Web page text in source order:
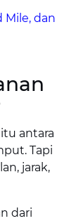
Mile, dan
antara
Tapi
jarak,
dari